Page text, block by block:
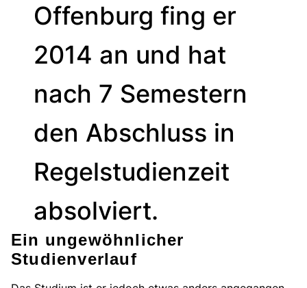
Offenburg fing er
2014 an und hat
nach 7 Semestern
den Abschluss in
Regelstudienzeit
absolviert.
Ein ungewöhnlicher
Studienverlauf